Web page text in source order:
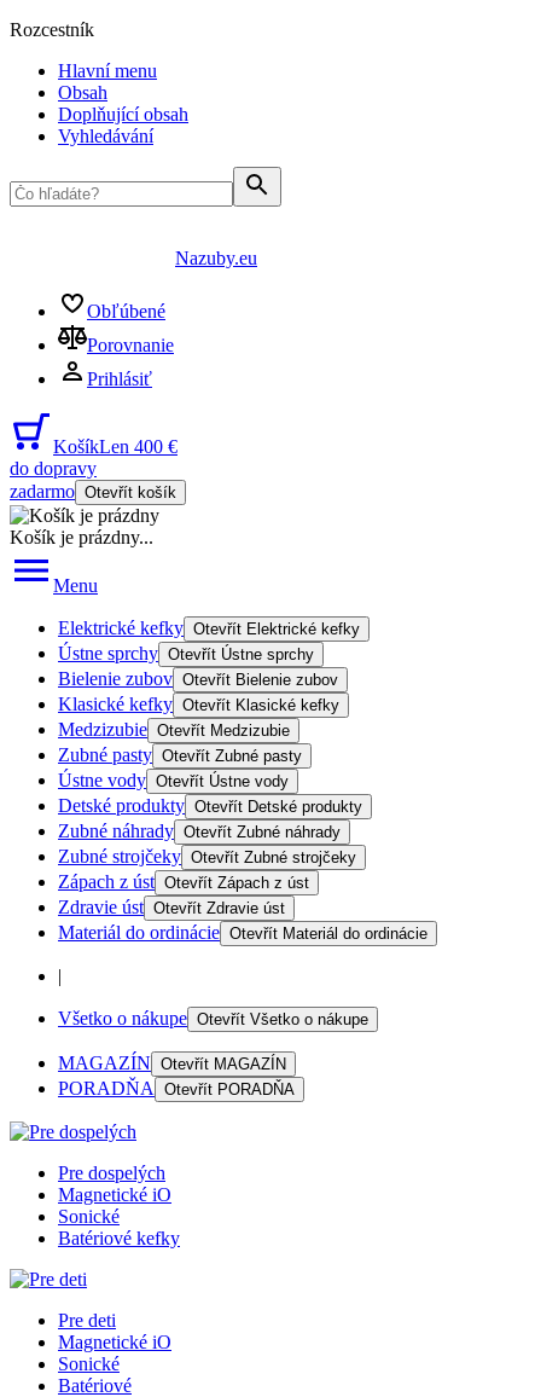
Rozcestník
Hlavní menu
Obsah
Doplňující obsah
Vyhledávání
Nazuby.eu
Obľúbené
Porovnanie
Prihlásiť
KošíkLen 400 €
do dopravy
zadarmo Otevřít košík
Košík je prázdny...
Menu
Elektrické kefky Otevřít Elektrické kefky
Ústne sprchy Otevřít Ústne sprchy
Bielenie zubov Otevřít Bielenie zubov
Klasické kefky Otevřít Klasické kefky
Medzizubie Otevřít Medzizubie
Zubné pasty Otevřít Zubné pasty
Ústne vody Otevřít Ústne vody
Detské produkty Otevřít Detské produkty
Zubné náhrady Otevřít Zubné náhrady
Zubné strojčeky Otevřít Zubné strojčeky
Zápach z úst Otevřít Zápach z úst
Zdravie úst Otevřít Zdravie úst
Materiál do ordinácie Otevřít Materiál do ordinácie
|
Všetko o nákupe Otevřít Všetko o nákupe
MAGAZÍN Otevřít MAGAZÍN
PORADŇA Otevřít PORADŇA
Pre dospelých
Magnetické iO
Sonické
Batériové kefky
Pre deti
Magnetické iO
Sonické
Batériové